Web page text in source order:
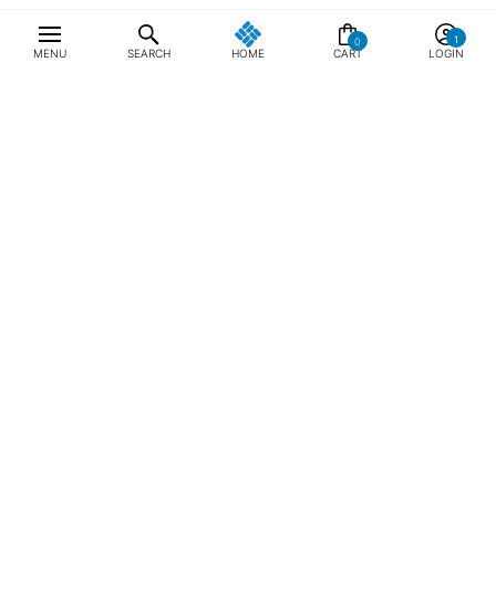
MENU SEARCH HOME
0
CART LOGIN